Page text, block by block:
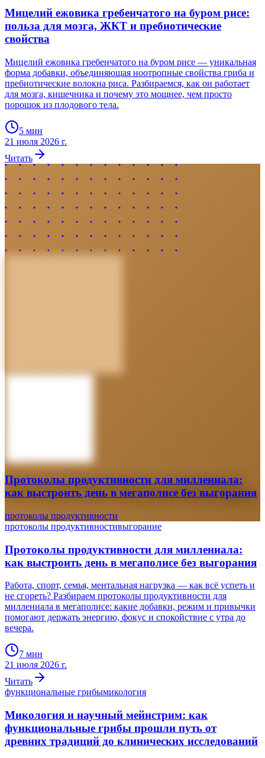
Мицелий ежовика гребенчатого на буром рисе:
польза для мозга, ЖКТ и пребиотические
свойства
Мицелий ежовика гребенчатого на буром рисе — уникальная
форма добавки, объединяющая ноотропные свойства гриба и
пребиотические волокна риса. Разбираемся, как он работает
для мозга, кишечника и почему это мощнее, чем просто
порошок из плодового тела.
5 мин
21 июля 2026 г.
Читать
Протоколы продуктивности для миллениала:
как выстроить день в мегаполисе без выгорания
протоколы продуктивности
протоколы продуктивностивыгорание
Протоколы продуктивности для миллениала:
как выстроить день в мегаполисе без выгорания
Работа, спорт, семья, ментальная нагрузка — как всё успеть и
не сгореть? Разбираем протоколы продуктивности для
миллениала в мегаполисе: какие добавки, режим и привычки
помогают держать энергию, фокус и спокойствие с утра до
вечера.
7 мин
21 июля 2026 г.
Читать
функциональные грибымикология
Микология и научный мейнстрим: как
функциональные грибы прошли путь от
древних традиций до клинических исследований